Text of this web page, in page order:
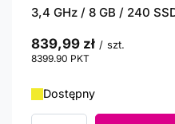
3,4 GHz / 8 GB / 240
839,99 zł / szt.
8399.90 PKT
Dostępny